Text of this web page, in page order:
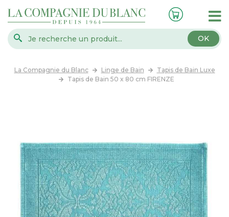
OK
La Compagnie du Blanc Linge de Bain
Tapis de Bain Luxe
Tapis de Bain 50 x 80 cm FIRENZE